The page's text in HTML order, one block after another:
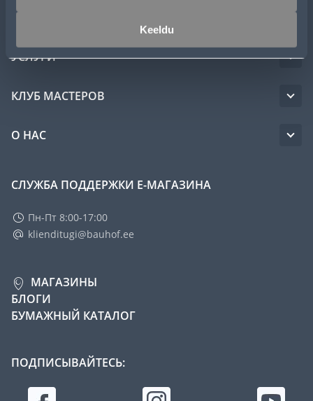
Keeldu
ОБСЛУЖИВАНИЕ ЧАСТНЫХ КЛИЕНТОВ
УСЛУГИ
КЛУБ МАСТЕРОВ
О НАС
СЛУЖБА ПОДДЕРЖКИ Е-МАГАЗИНА
Пн-Пт 8:00-17:00
klienditugi@bauhof.ee
МАГАЗИНЫ
БЛОГИ
БУМАЖНЫЙ КАТАЛОГ
ПОДПИСЫВАЙТЕСЬ: